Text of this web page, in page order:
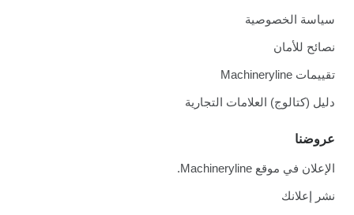
سياسة الخصوصية
نصائح للأمان
تقييمات Machineryline
دليل (كتالوج) العلامات التجارية
عروضنا
الإعلان في موقع Machineryline.
نشر إعلانك